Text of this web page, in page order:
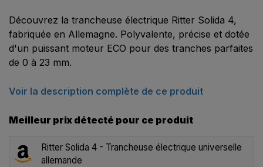
Découvrez la trancheuse électrique Ritter Solida 4,
fabriquée en Allemagne. Polyvalente, précise et dotée
d'un puissant moteur ECO pour des tranches parfaites
de 0 à 23 mm.
Voir la description complète de ce produit
Meilleur prix détecté pour ce produit
Ritter Solida 4 - Trancheuse électrique universelle
allemande